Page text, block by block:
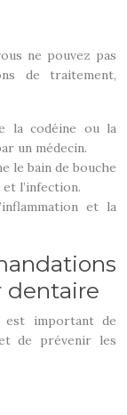
ne pouvez pas
de traitement,
la codéine ou la
un médecin.
le bain de bouche
l’infection.
et la
dentaire
est important de
de prévenir les